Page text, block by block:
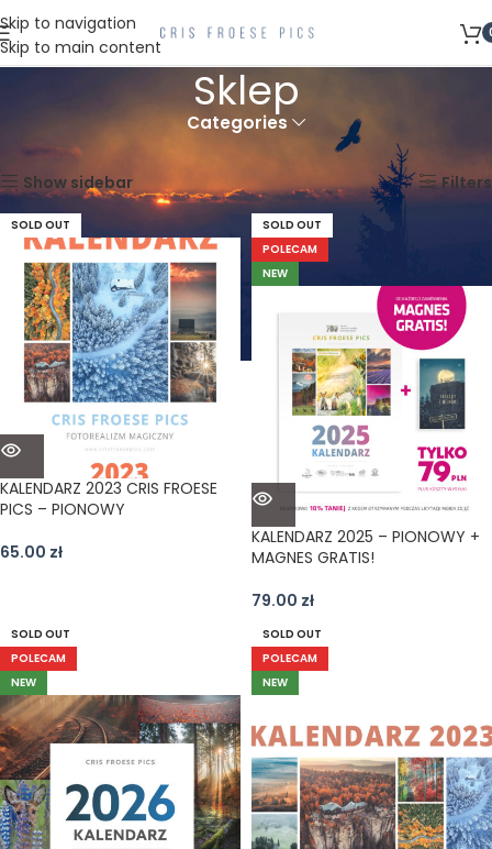
Skip to navigation
Skip to main content
Sklep
Categories
Strona główna Wyświetlanie 1–36 z 193 wyników
Show sidebar Filters
SOLD OUT
KALENDARZ 2023 CRIS FROESE
PICS – PIONOWY
65.00 zł
SOLD OUT
POLECAM
NEW
KALENDARZ 2025 – PIONOWY +
MAGNES GRATIS!
79.00 zł
SOLD OUT
POLECAM
NEW
SOLD OUT
POLECAM
NEW